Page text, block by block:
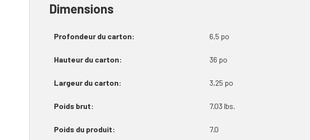
Dimensions
Profondeur du carton 6,5 po
Hauteur du carton 36 po
Largeur du carton 3,25 po
Poids brut 7.03 lbs.
Poids du produit 7.0